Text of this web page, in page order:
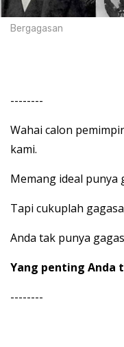
Bergagasan
--------
Wahai calon
kami.
Memang ideal punya
Tapi cukuplah
Anda tak punya
Yang penting Anda
--------